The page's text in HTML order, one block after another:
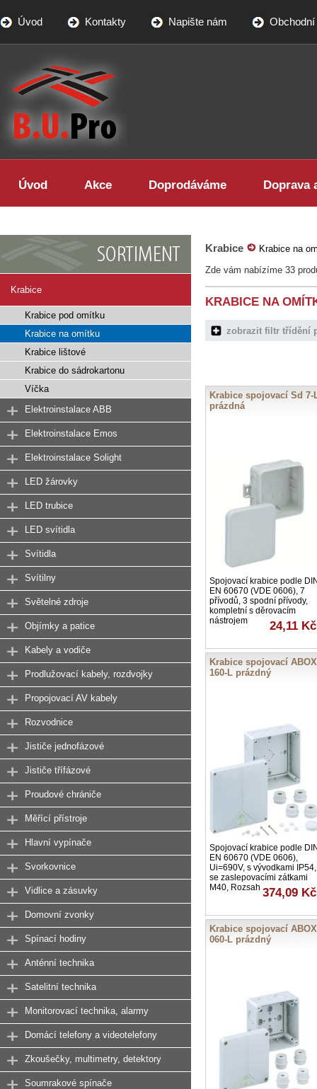
Úvod Kontakty Napište nám
BUPRO - specialista na LED
Úvod Akce Doprodáváme Doprava
Krabice
Krabice na
Zde vám nabízíme 33
KRABICE NA
zobrazit filtr třídění
Krabice spojovací Sd 7-
prázdná
Spojovací krabice podle
EN 60670 (VDE 0606), 7
přívodů, 3 spodní přívody,
kompletní s děrovacím
nástrojem
24,11 Kč
Krabice spojovací ABOX
160-L prázdný
Spojovací krabice podle
EN 60670 (VDE 0606),
Ui=690V, s vývodkami IP54,
se zaslepovacími zátkami
M40, Rozsah 374,09 Kč
Krabice spojovací ABOX
060-L prázdný
Krabice
Krabice pod omítku
Krabice na omítku
Krabice lištové
Krabice do sádrokartonu
Víčka
Elektroinstalace ABB
Elektroinstalace Emos
Elektroinstalace Solight
LED žárovky
LED trubice
LED svítidla
Svítidla
Svítilny
Světelné zdroje
Objímky a patice
Kabely a vodiče
Prodlužovací kabely, rozdvojky
Propojovací AV kabely
Rozvodnice
Jističe jednofázové
Jističe třífázové
Proudové chrániče
Měřící přístroje
Hlavní vypínače
Svorkovnice
Vidlice a zásuvky
Domovní zvonky
Spínací hodiny
Anténní technika
Satelitní technika
Monitorovací technika, alarmy
Domácí telefony a videotelefony
Zkoušečky, multimetry, detektory
Soumrakové spínače